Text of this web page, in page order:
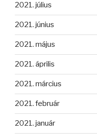
2021. július
2021. június
2021. május
2021. április
2021. március
2021. február
2021. január